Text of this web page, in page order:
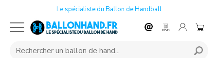
Le spécialiste du Ballon de Handball